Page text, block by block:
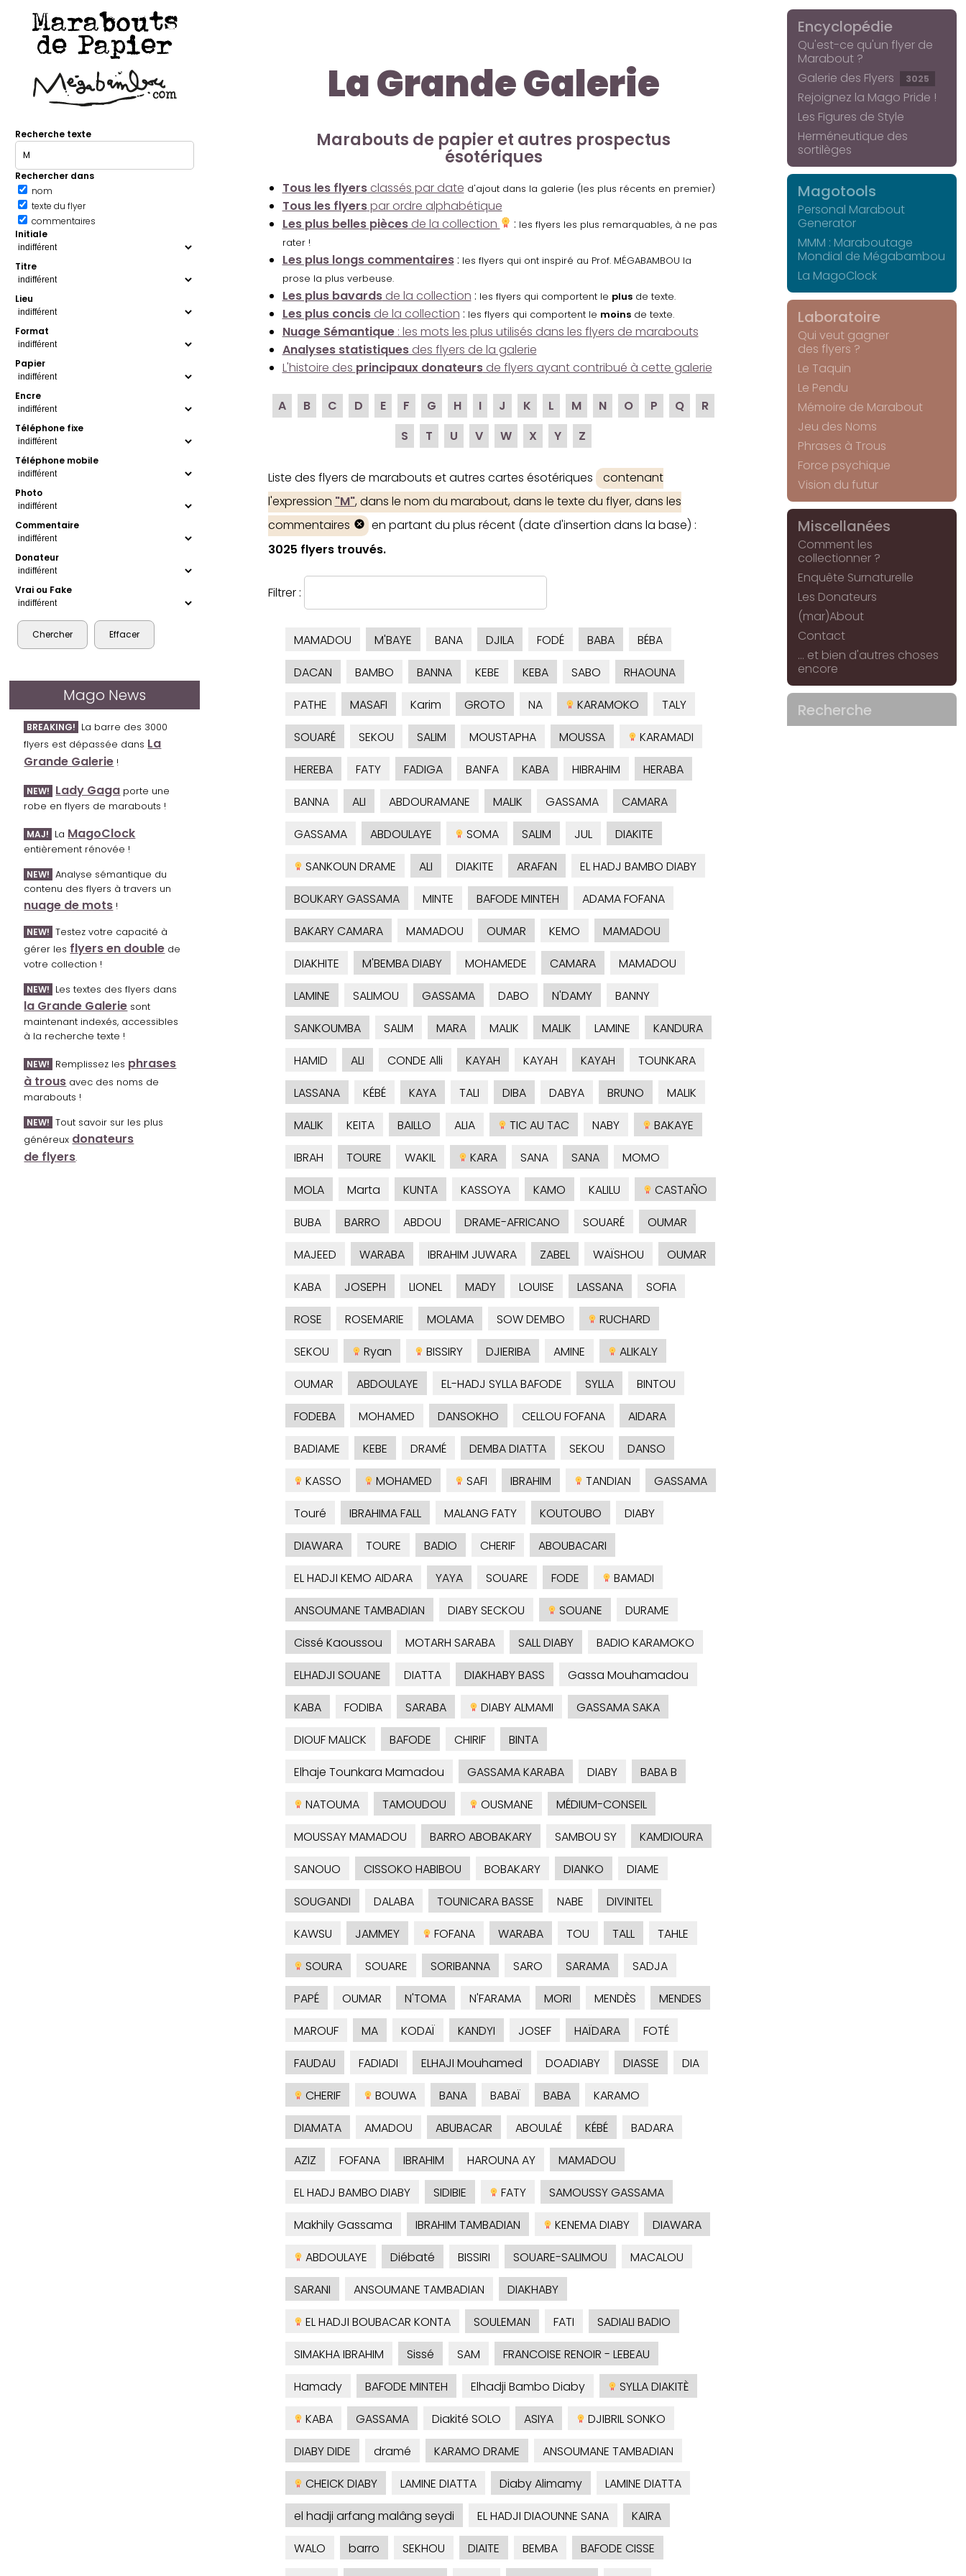
Marabouts
de Papier
Recherche texte
Rechercher dans
nom
texte du flyer
commentaires
Initiale
Titre
Lieu
Format
Papier
Encre
Téléphone fixe
Téléphone mobile
Photo
Commentaire
Donateur
Vrai ou Fake
Mago News
BREAKING! La barre des 3000
flyers est dépassée dans La
Grande Galerie !
NEW! Lady Gaga porte une
robe en flyers de marabouts !
MAJ! La MagoClock
entièrement rénovée !
NEW! Analyse sémantique du
contenu des flyers à travers un
nuage de mots !
NEW! Testez votre capacité à
gérer les flyers en double de
votre collection !
NEW! Les textes des flyers dans
la Grande Galerie sont
maintenant indexés, accessibles
à la recherche texte !
NEW! Remplissez les phrases
à trous avec des noms de
marabouts !
NEW! Tout savoir sur les plus
généreux donateurs
de flyers.
La Grande Galerie
Marabouts de papier et autres prospectus
ésotériques
Tous les flyersclassés par date d'ajout dans la galerie (les plus récents en premier)
Tous les flyerspar ordre alphabétique
Les plus belles piècesde la collection : les flyers les plus remarquables, à ne pas
rater !
Les plus longs commentaires: les flyers qui ont inspiré au Prof. MÉGABAMBOU la
prose la plus verbeuse.
Les plus bavardsde la collection : les flyers qui comportent le plusde texte.
Les plus concisde la collection : les flyers qui comportent le moinsde texte.
Nuage Sémantique: les mots les plus utilisés dans les flyers de marabouts
Analyses statistiquesdes flyers de la galerie
L'histoire des principaux donateursde flyers ayant contribué à cette galerie
A B C D E F G H I J K L M N O P Q
R
S
T U V W X Y Z
Liste des flyers de marabouts et autres cartes ésotériques
contenant
l'expression "M", dans le nom du marabout, dans le texte du flyer, dans les
commentaires
en partant du plus récent (date d'insertion dans la base) :
3025 flyers trouvés.
Filtrer :
MAMADOU M'BAYE BANA DJILA FODÉ BABA
BÉBA
DACAN
BAMBO BANNA KEBE KEBA SABO
RHAOUNA
PATHE
MASAFI Karim GROTO NA KARAMOKO
TALY
SOUARÉ
SEKOU SALIM MOUSTAPHA MOUSSA
KARAMADI
HEREBA
FATY FADIGA BANFA KABA HIBRAHIM
HERABA
BANNA
ALI ABDOURAMANE MALIK GASSAMA
CAMARA
GASSAMA
ABDOULAYE SOMA SALIM JUL
DIAKITE
SANKOUN DRAME
ALI DIAKITE ARAFAN
EL HADJ BAMBO DIABY
BOUKARY GASSAMA
MINTE BAFODE MINTEH
ADAMA FOFANA
BAKARY CAMARA
MAMADOU OUMAR KEMO
MAMADOU
DIAKHITE
M'BEMBA DIABY MOHAMEDE CAMARA
MAMADOU
LAMINE
SALIMOU GASSAMA DABO N'DAMY
BANNY
SANKOUMBA
SALIM MARA MALIK MALIK LAMINE
KANDURA
HAMID
ALI CONDE Alli KAYAH KAYAH KAYAH
TOUNKARA
LASSANA
KÉBÉ KAYA TALI DIBA DABYA BRUNO
MALIK
MALIK
KEITA BAILLO ALIA TIC AU TAC NABY
BAKAYE
IBRAH
TOURE WAKIL KARA SANA SANA
MOMO
MOLA
Marta KUNTA KASSOYA KAMO KALILU
CASTAÑO
BUBA
BARRO ABDOU DRAME-AFRICANO SOUARÉ
OUMAR
MAJEED
WARABA IBRAHIM JUWARA ZABEL WAÏSHOU
OUMAR
KABA
JOSEPH LIONEL MADY LOUISE LASSANA
SOFIA
ROSE
ROSEMARIE MOLAMA SOW DEMBO
RUCHARD
SEKOU
Ryan BISSIRY DJIERIBA AMINE
ALIKALY
OUMAR
ABDOULAYE EL-HADJ SYLLA BAFODE SYLLA
BINTOU
FODEBA
MOHAMED DANSOKHO CELLOU FOFANA
AIDARA
BADIAME
KEBE DRAMÉ DEMBA DIATTA SEKOU
DANSO
KASSO
MOHAMED SAFI IBRAHIM TANDIAN
GASSAMA
Touré
IBRAHIMA FALL MALANG FATY KOUTOUBO
DIABY
DIAWARA
TOURE BADIO CHERIF
ABOUBACARI
EL HADJI KEMO AIDARA
YAYA SOUARE FODE
BAMADI
ANSOUMANE TAMBADIAN
DIABY SECKOU SOUANE
DURAME
Cissé Kaoussou
MOTARH SARABA SALL DIABY
BADIO KARAMOKO
ELHADJI SOUANE
DIATTA DIAKHABY BASS
Gassa Mouhamadou
KABA
FODIBA SARABA DIABY ALMAMI
GASSAMA SAKA
DIOUF MALICK
BAFODE CHIRIF
BINTA
Elhaje Tounkara Mamadou
GASSAMA KARABA DIABY
BABA B
NATOUMA
TAMOUDOU OUSMANE
MÉDIUM-CONSEIL
MOUSSAY MAMADOU
BARRO ABOBAKARY SAMBOU SY
KAMDIOURA
SANOUO
CISSOKO HABIBOU BOBAKARY DIANKO
DIAME
SOUGANDI
DALABA TOUNICARA BASSE NABE
DIVINITEL
KAWSU
JAMMEY FOFANA WARABA TOU TALL
TAHLE
SOURA
SOUARE SORIBANNA SARO SARAMA
SADJA
PAPÉ
OUMAR N'TOMA N'FARAMA MORI MENDÈS
MENDES
MAROUF
MA KODAÏ KANDYI JOSEF HAÏDARA
FOTÉ
FAUDAU
FADIADI ELHAJI Mouhamed DOADIABY DIASSE
DIA
CHERIF
BOUWA BANA BABAÏ BABA
KARAMO
DIAMATA
AMADOU ABUBACAR ABOULAÉ KÉBÉ
BADARA
AZIZ
FOFANA IBRAHIM HAROUNA AY
MAMADOU
EL HADJ BAMBO DIABY
SIDIBIE FATY
SAMOUSSY GASSAMA
Makhily Gassama
IBRAHIM TAMBADIAN KENEMA DIABY
DIAWARA
ABDOULAYE
Diébaté BISSIRI SOUARE-SALIMOU
MACALOU
SARANI
ANSOUMANE TAMBADIAN
DIAKHABY
EL HADJI BOUBACAR KONTA
SOULEMAN FATI
SADIALI BADIO
SIMAKHA IBRAHIM
Sissé SAM
FRANCOISE RENOIR - LEBEAU
Hamady
BAFODE MINTEH Elhadji Bambo Diaby
SYLLA DIAKITÈ
KABA
GASSAMA Diakité SOLO ASIYA
DJIBRIL SONKO
DIABY DIDE
dramé KARAMO DRAME
ANSOUMANE TAMBADIAN
CHEICK DIABY
LAMINE DIATTA Diaby Alimamy
LAMINE DIATTA
el hadji arfang malâng seydi
EL HADJI DIAOUNNE SANA
KAIRA
WALO
barro SEKHOU DIAITE BEMBA
BAFODE CISSE
Encyclopédie
Qu'est-ce qu'un flyer de
Marabout ?
Galerie des Flyers
3025
Rejoignez la Mago Pride !
Les Figures de Style
Herméneutique des
sortilèges
Magotools
Personal Marabout
Generator
MMM : Maraboutage
Mondial de Mégabambou
La MagoClock
Laboratoire
Qui veut gagner
des flyers ?
Le Taquin
Le Pendu
Mémoire de Marabout
Jeu des Noms
Phrases à Trous
Force psychique
Vision du futur
Miscellanées
Comment les
collectionner ?
Enquête Surnaturelle
Les Donateurs
(mar)About
Contact
... et bien d'autres choses
encore
Recherche